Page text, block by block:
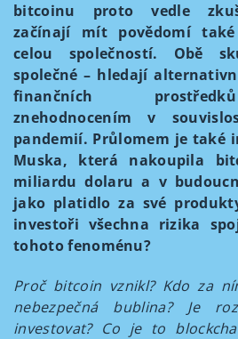
bitcoinu proto vedle
začínají mít povědomí
celou společností. Obě
společné – hledají
finančních
znehodnocením v
pandemií. Průlomem je také
Muska, která nakoupila
miliardu dolaru a v
jako platidlo za své
investoři všechna rizika
tohoto fenoménu?
Proč bitcoin vznikl? Kdo za
nebezpečná bublina? Je
investovat? Co je to